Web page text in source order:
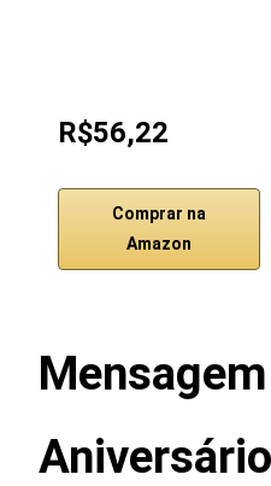
R$56,22
Comprar na
Amazon